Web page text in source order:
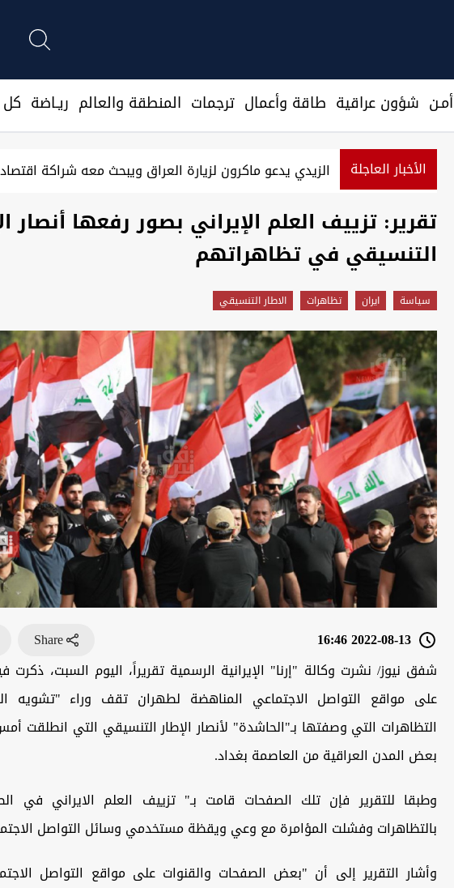
أمـن شؤون عراقية طاقة وأعمال ترجمات المنطقة والعالم ريـاضة كل
الأخبار العاجلة من البر إلى السماء.. كيف غيّرت شبكات المخدرات طرق
تقرير: تزييف العلم الإيراني بصور رفعها أنصار
التنسيقي في تظاهراتهم
سیاسة ايران تظاهرات الاطار التنسيقي
2022-08-13 16:46
Share
شفق نيوز/ نشرت وكالة "إرنا" الإيرانية الرسمية تقريراً، اليوم السبت،
على مواقع التواصل الاجتماعي المناهضة لطهران تقف وراء "تشويه
التظاهرات التي وصفتها بـ"الحاشدة" لأنصار الإطار التنسيقي التي انطلقت
بعض المدن العراقية من العاصمة بغداد.
وطبقا للتقرير فإن تلك الصفحات قامت بـ" تزييف العلم الايراني في
بالتظاهرات وفشلت المؤامرة مع وعي ويقظة مستخدمي وسائل التواصل
وأشار التقرير إلى أن "بعض الصفحات والقنوات على مواقع التواصل